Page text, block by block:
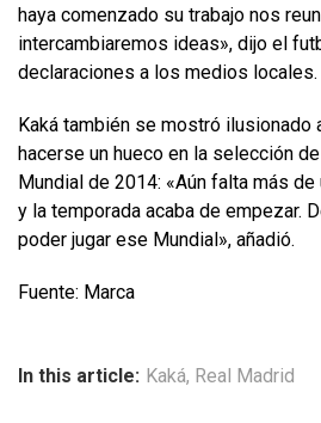
haya comenzado su trabajo nos
intercambiaremos ideas», dijo el
declaraciones a los medios locales.
Kaká también se mostró ilusionado
hacerse un hueco en la selección
Mundial de 2014: «Aún falta más
y la temporada acaba de empezar.
poder jugar ese Mundial», añadió.
Fuente: Marca
In this article: Kaká, Real Madrid